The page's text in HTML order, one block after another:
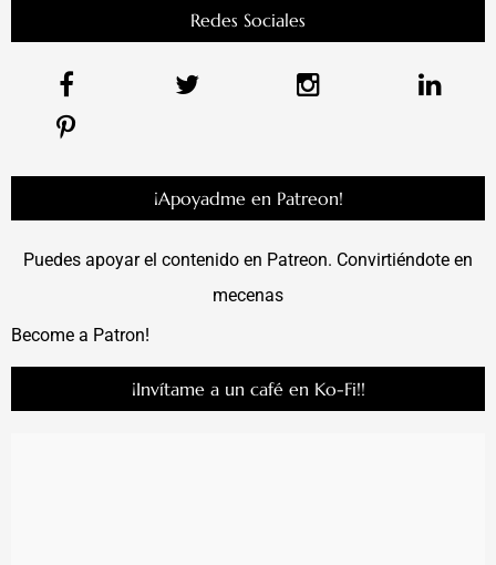
Redes Sociales
¡Apoyadme en Patreon!
Puedes apoyar el contenido en Patreon. Convirtiéndote en
mecenas
Become a Patron!
¡Invítame a un café en Ko-Fi!!